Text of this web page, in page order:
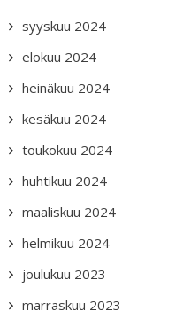
syyskuu 2024
elokuu 2024
heinäkuu 2024
kesäkuu 2024
toukokuu 2024
huhtikuu 2024
maaliskuu 2024
helmikuu 2024
joulukuu 2023
marraskuu 2023